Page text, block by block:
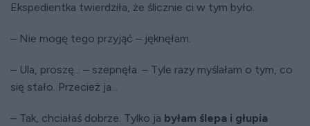
Ekspedientka twierdziła, że ślicznie ci w tym było.
– Nie mogę tego przyjąć – jęknęłam.
– Ula, proszę... – szepnęła. – Tyle razy myślałam o tym, co
się stało. Przecież ja...
– Tak, chciałaś dobrze. Tylko ja byłam ślepa i głupia